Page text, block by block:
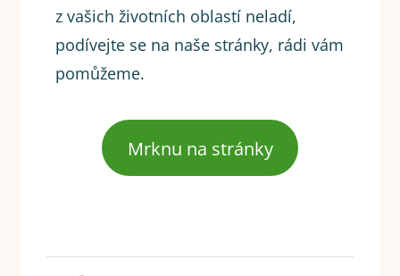
z vašich životních oblastí neladí,
podívejte se na naše stránky, rádi vám
pomůžeme.
Mrknu na stránky